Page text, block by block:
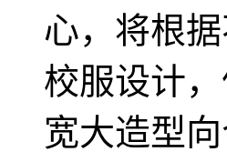
心，将根
校服设计
宽大造型